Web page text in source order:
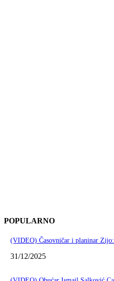
POPULARNO
(VIDEO) Časovničar i planinar
31/12/2025